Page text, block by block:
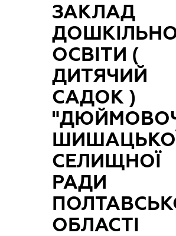
ЗАКЛАД
ОСВІТИ (
ДИТЯЧИЙ
САДОК )
СЕЛИЩНОЇ
РАДИ
ОБЛАСТІ